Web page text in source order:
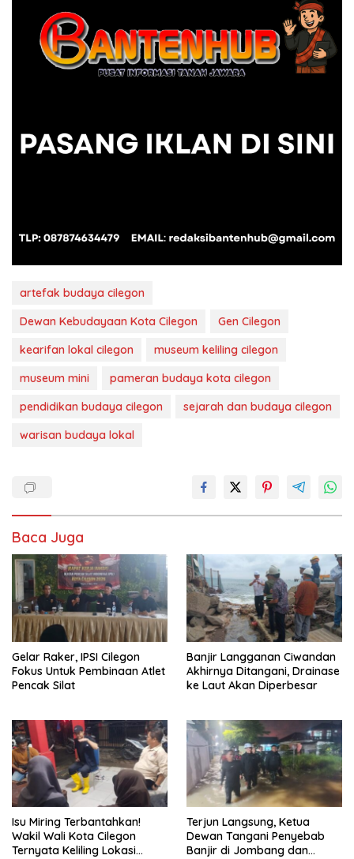
artefak budaya cilegon
Dewan Kebudayaan Kota Cilegon
Gen Cilegon
kearifan lokal cilegon
museum keliling cilegon
museum mini
pameran budaya kota cilegon
pendidikan budaya cilegon
sejarah dan budaya cilegon
warisan budaya lokal
Baca Juga
Gelar Raker, IPSI Cilegon
Fokus Untuk Pembinaan Atlet
Pencak Silat
Banjir Langganan Ciwandan
Akhirnya Ditangani, Drainase
ke Laut Akan Diperbesar
Isu Miring Terbantahkan!
Wakil Wali Kota Cilegon
Ternyata Keliling Lokasi
Terjun Langsung, Ketua
Dewan Tangani Penyebab
Banjir di Jombang dan